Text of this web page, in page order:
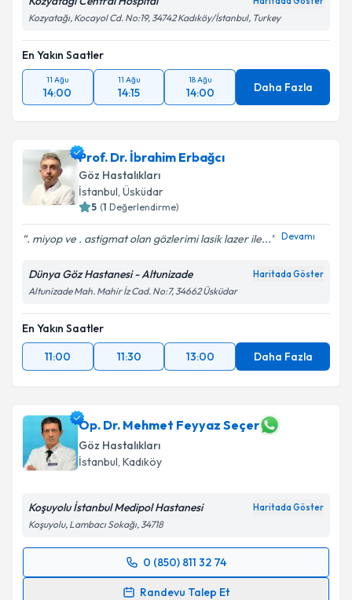
Kozyatağı, Kocayol Cd. No:19, 34742 Kadıköy/İstanbul, Turkey
En Yakın Saatler
11 Ağu
14:00
11 Ağu
14:15
18 Ağu
14:00 Daha Fazla
Prof. Dr. İbrahim Erbağcı
Göz Hastalıkları
İstanbul, Üsküdar
5 (1 Değerlendirme)
. miyop ve . astigmat olan gözlerimi lasik lazer ile... Devamı
Dünya Göz Hastanesi - Altunizade Haritada Göster
Altunizade Mah. Mahir İz Cad. No:7, 34662 Üsküdar
En Yakın Saatler
11:00
11:30 13:00 Daha Fazla
Op. Dr. Mehmet Feyyaz Seçer
Göz Hastalıkları
İstanbul, Kadıköy
Koşuyolu İstanbul Medipol Hastanesi Haritada Göster
Koşuyolu, Lambacı Sokağı, 34718
0 (850) 811 32 74
Randevu Talep Et
Randevu Takvimi Talebi